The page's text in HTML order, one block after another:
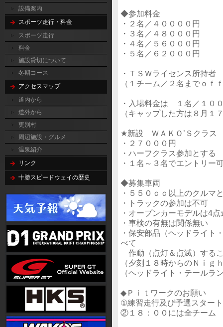
設備案内
スポーツ走行・料金
スポーツ走行
料金
施設貸切について
冬期コース
アクセスマップ
道内から
道外から
更別村
周辺施設・グルメ
温泉紹介
リンク
十勝スピードウェイの歴史
◆参加料金
・２名／４００００円
・３名／４８０００円
・４名／５６０００円
・５名／６２０００円
・ＴＳＷライセンス所持
（１チーム／２名までｏｆ
・入場料金は １名／１０
（キャップした方は８月１
★新設 ＷＡＫＯ’Ｓクラス
・２７０００円
・ハーフクラス参加とする
・１名～３名でエントリー
◆募集車両
・５５０ｃｃ以上のクルマ
・トラックの参加は不可
・オープンカーモデルは4
・車検の有無は関係無い
・保安部品（ヘッドライト
べて
作動（点灯＆点滅）する
（夕刻１８時からのＮｉｇ
（ヘッドライト・テールラ
◆Ｐｉｔワークのお願い
①練習走行及び予選スター
②１８：００には全チー